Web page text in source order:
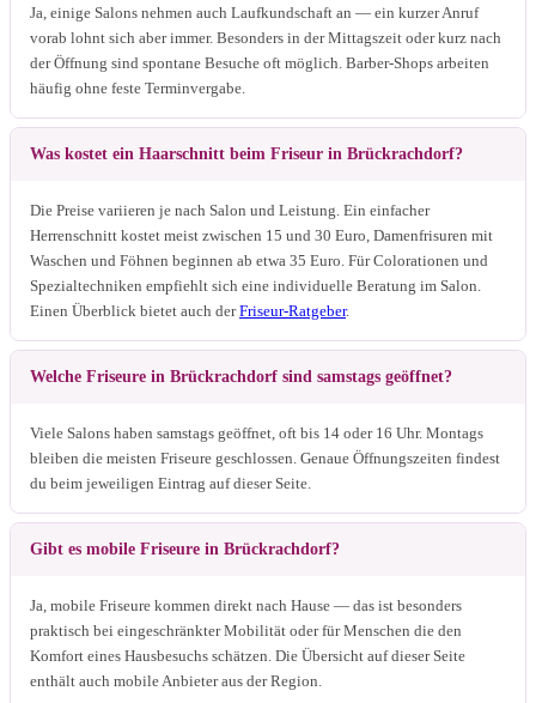
Ja, einige Salons nehmen auch Laufkundschaft an — ein kurzer Anruf
vorab lohnt sich aber immer. Besonders in der Mittagszeit oder kurz nach
der Öffnung sind spontane Besuche oft möglich. Barber-Shops arbeiten
häufig ohne feste Terminvergabe.
Was kostet ein Haarschnitt beim Friseur in Brückrachdorf?
Die Preise variieren je nach Salon und Leistung. Ein einfacher
Herrenschnitt kostet meist zwischen 15 und 30 Euro, Damenfrisuren mit
Waschen und Föhnen beginnen ab etwa 35 Euro. Für Colorationen und
Spezialtechniken empfiehlt sich eine individuelle Beratung im Salon.
Einen Überblick bietet auch derFriseur-Ratgeber.
Welche Friseure in Brückrachdorf sind samstags geöffnet?
Viele Salons haben samstags geöffnet, oft bis 14 oder 16 Uhr. Montags
bleiben die meisten Friseure geschlossen. Genaue Öffnungszeiten findest
du beim jeweiligen Eintrag auf dieser Seite.
Gibt es mobile Friseure in Brückrachdorf?
Ja, mobile Friseure kommen direkt nach Hause — das ist besonders
praktisch bei eingeschränkter Mobilität oder für Menschen die den
Komfort eines Hausbesuchs schätzen. Die Übersicht auf dieser Seite
enthält auch mobile Anbieter aus der Region.